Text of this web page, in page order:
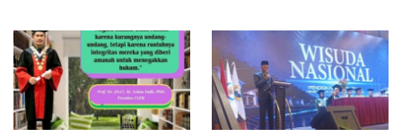
Bersama Kota Dumai